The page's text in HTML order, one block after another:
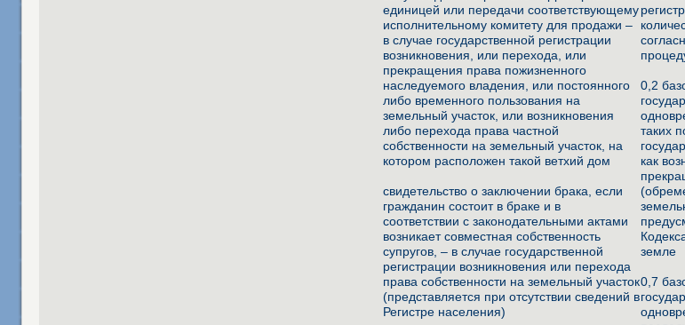
единицей или передачи соответствующему
исполнительному комитету для продажи –
в случае государственной регистрации
возникновения, или перехода, или
прекращения права пожизненного
наследуемого владения, или постоянного
либо временного пользования на
земельный участок, или возникновения
либо перехода права частной
собственности на земельный участок, на
котором расположен такой ветхий дом
свидетельство о заключении брака, если
гражданин состоит в браке и в
соответствии с законодательными актами
возникает совместная собственность
супругов, – в случае государственной
регистрации возникновения или перехода
права собственности на земельный участок
(представляется при отсутствии сведений в
Регистре населения)
0,2
таких
как
земле
0,7